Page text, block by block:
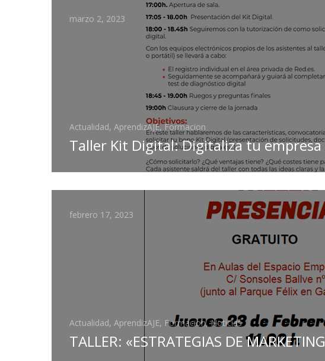
marzo 2, 2023
Actualidad, AprendizAJE, Formacion
Taller Kit Digital: Digitaliza tu
febrero 17, 2023
Actualidad, AprendizAJE, Formacion, Noticias
TALLER: «ESTRATEGIAS DE